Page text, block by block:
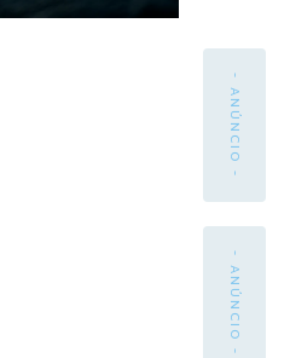
- ANÚNCIO -
- ANÚNCIO -